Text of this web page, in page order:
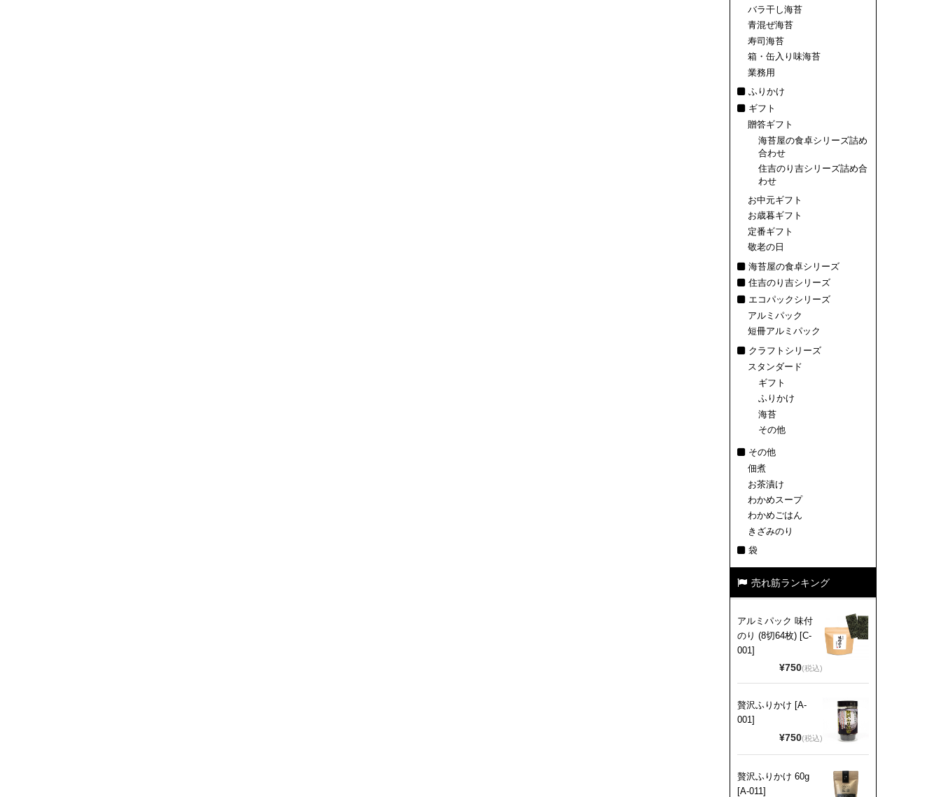
バラ干し海苔
青混ぜ海苔
寿司海苔
箱・缶入り味海苔
業務用
ふりかけ
ギフト
贈答ギフト
海苔屋の食卓シリーズ詰め
合わせ
住吉のり吉シリーズ詰め合
わせ
お中元ギフト
お歳暮ギフト
定番ギフト
敬老の日
海苔屋の食卓シリーズ
住吉のり吉シリーズ
エコパックシリーズ
アルミパック
短冊アルミパック
クラフトシリーズ
スタンダード
ギフト
ふりかけ
海苔
その他
その他
佃煮
お茶漬け
わかめスープ
わかめごはん
きざみのり
袋
売れ筋ランキング
アルミパック 味付
のり (8切64枚) [C-
001]
¥750(税込)
贅沢ふりかけ [A-
001]
¥750(税込)
贅沢ふりかけ 60g
[A-011]